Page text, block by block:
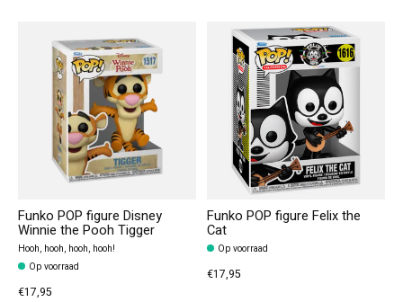
Funko POP figure Disney
Winnie the Pooh Tigger
Hooh, hooh, hooh, hooh!
Op voorraad
€17,95
Funko POP figure Felix the
Cat
Op voorraad
€17,95